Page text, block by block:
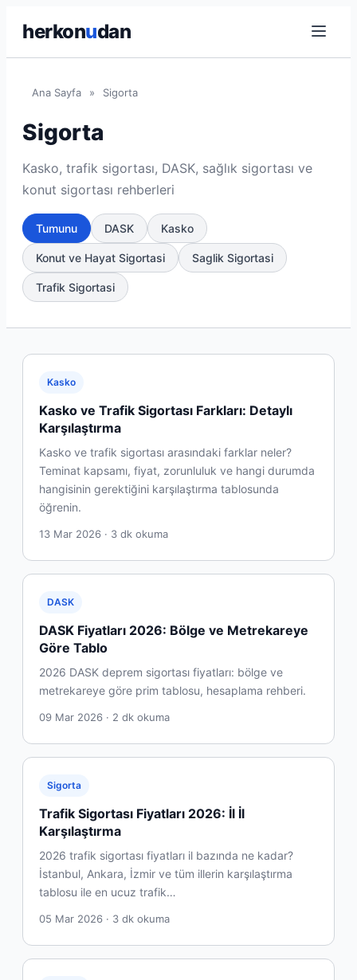
herkonudan
Ana Sayfa » Sigorta
Sigorta
Kasko, trafik sigortası, DASK, sağlık sigortası ve
konut sigortası rehberleri
Tumunu DASK Kasko
Konut ve Hayat Sigortasi Saglik Sigortasi
Trafik Sigortasi
Kasko
Kasko ve Trafik Sigortası Farkları: Detaylı
Karşılaştırma
Kasko ve trafik sigortası arasındaki farklar neler?
Teminat kapsamı, fiyat, zorunluluk ve hangi durumda
hangisinin gerektiğini karşılaştırma tablosunda
öğrenin.
13 Mar 2026 · 3 dk okuma
DASK
DASK Fiyatları 2026: Bölge ve Metrekareye
Göre Tablo
2026 DASK deprem sigortası fiyatları: bölge ve
metrekareye göre prim tablosu, hesaplama rehberi.
09 Mar 2026 · 2 dk okuma
Sigorta
Trafik Sigortası Fiyatları 2026: İl İl
Karşılaştırma
2026 trafik sigortası fiyatları il bazında ne kadar?
İstanbul, Ankara, İzmir ve tüm illerin karşılaştırma
tablosu ile en ucuz trafik…
05 Mar 2026 · 3 dk okuma